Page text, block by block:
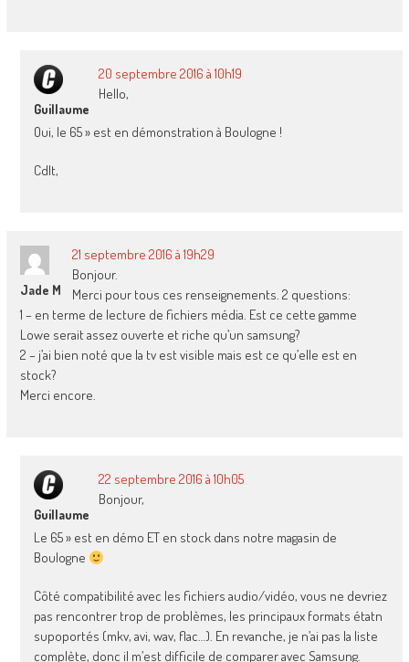
Guillaume
20 septembre 2016 à 10h19
Hello,
Oui, le 65 » est en démonstration à Boulogne !
Cdlt,
Jade M
21 septembre 2016 à 19h29
Bonjour.
Merci pour tous ces renseignements. 2 questions:
1 – en terme de lecture de fichiers média. Est ce cette gamme
Lowe serait assez ouverte et riche qu’un samsung?
2 – j’ai bien noté que la tv est visible mais est ce qu’elle est en
stock?
Merci encore.
Guillaume
22 septembre 2016 à 10h05
Bonjour,
Le 65 » est en démo ET en stock dans notre magasin de
Boulogne
Côté compatibilité avec les fichiers audio/vidéo, vous ne devriez
pas rencontrer trop de problèmes, les principaux formats étatn
supoportés (mkv, avi, wav, flac…). En revanche, je n’ai pas la liste
complète, donc il m’est difficile de comparer avec Samsung.